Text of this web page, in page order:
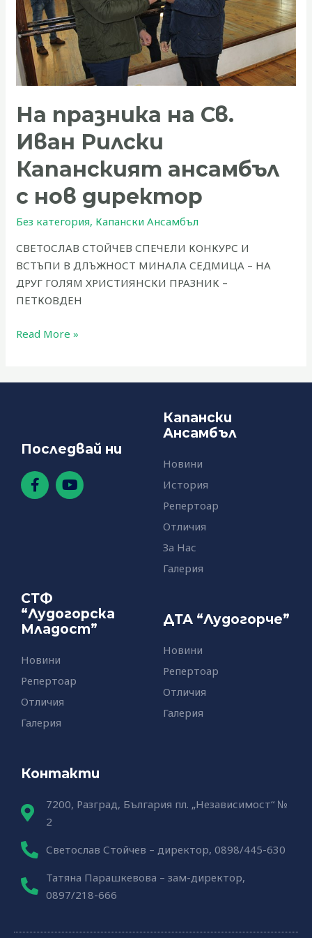
На празника на Св.
Иван Рилски
Капанският ансамбъл
с нов директор
Без категория, Капански Ансамбъл
СВЕТОСЛАВ СТОЙЧЕВ СПЕЧЕЛИ КОНКУРС И
ВСТЪПИ В ДЛЪЖНОСТ МИНАЛА СЕДМИЦА – НА
ДРУГ ГОЛЯМ ХРИСТИЯНСКИ ПРАЗНИК –
ПЕТКОВДЕН
Капанският
ансамбъл
с
нов
директор
Read More »
Последвай ни
F
a
c
-
f
Y
o
u
Капански
Ансамбъл
Новини
История
Репертоар
Отличия
За Нас
Галерия
СТФ
“Лудогорска
Младост”
Новини
Репертоар
Отличия
Галерия
ДТА “Лудогорче”
Новини
Репертоар
Отличия
Галерия
Контакти
7200, Разград, България пл. „Независимост“ №
2
Светослав Стойчев – директор, 0898/445-630
Татяна Парашкевова – зам-директор,
0897/218-666